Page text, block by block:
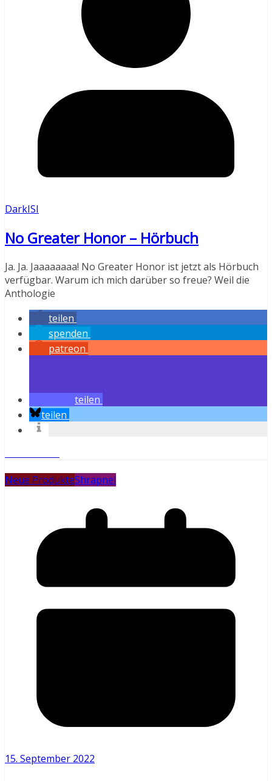
DarkISI
No Greater Honor – Hörbuch
Ja. Ja. Jaaaaaaaa! No Greater Honor ist jetzt als Hörbuch
verfügbar. Warum ich mich darüber so freue? Weil die
Anthologie
teilen
spenden
patreon
teilen
teilen
Neue ProdukteShrapnel
15. September 2022